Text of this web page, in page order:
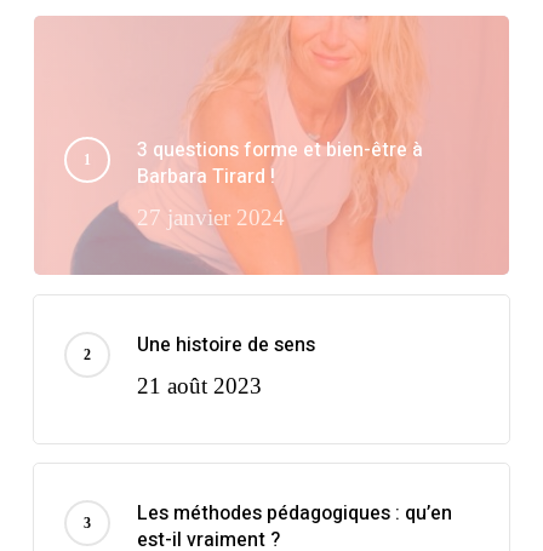
3 questions forme et bien-être à
Barbara Tirard !
27 janvier 2024
Une histoire de sens
21 août 2023
Les méthodes pédagogiques : qu’en
est-il vraiment ?